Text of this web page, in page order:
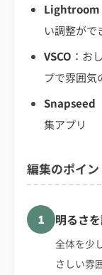
Lightroom
い調整がで
VSCO ：お
プで雰囲気
Snapseed
集アプリ
編集のポイン
1 明るさ
全体を少
さしい雰